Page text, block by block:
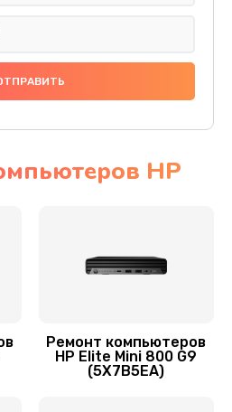
платы
HP
Ремонт компьютеров
HP Elite Mini 800 G9
(5X7B5EA)